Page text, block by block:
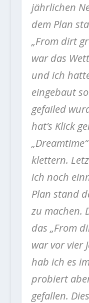
jährlichen
dem Plan
„From dirt
war das
und ich
eingebaut
gefailed
hat’s Klick
klettern.
ich noch
Plan stand
zu machen.
das „From
war vor vier
hab ich es
probiert
gefallen.